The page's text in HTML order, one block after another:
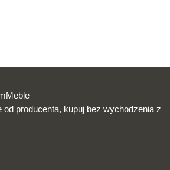
od producenta, kupuj bez wychodzenia z